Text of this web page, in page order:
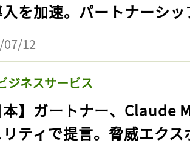
入を加速。パートナーシ
07/12
ジネスサービス
本】ガートナー、Claude
ティで提言。脅威エク